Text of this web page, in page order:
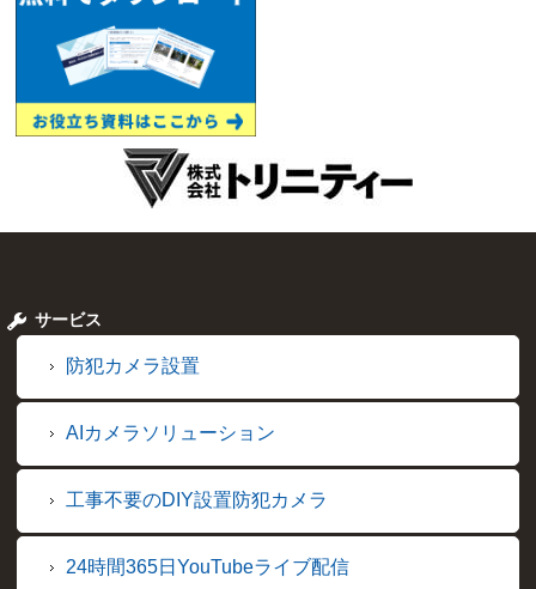
サービス
防犯カメラ設置
AIカメラソリューション
工事不要のDIY設置防犯カメラ
24時間365日YouTubeライブ配信